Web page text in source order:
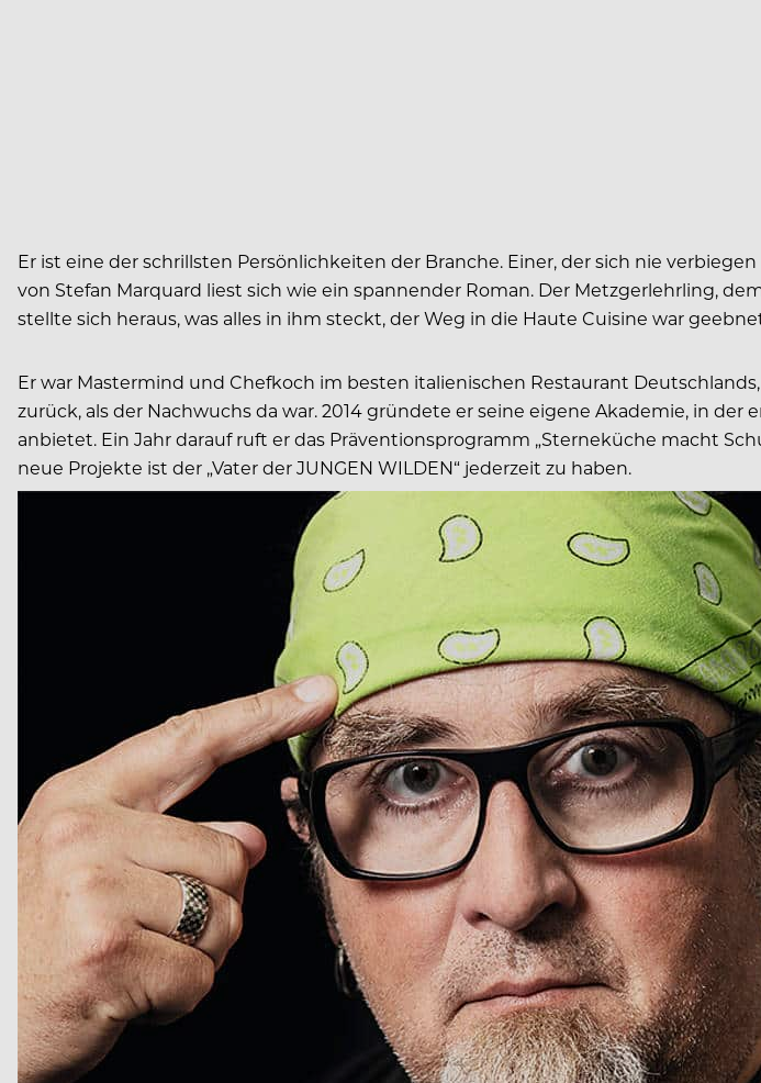
Er ist eine der schrillsten Persönlichkeiten der Branche. Einer, der sich nie
von Stefan Marquard liest sich wie ein spannender Roman. Der Metzgerlehrling,
stellte sich heraus, was alles in ihm steckt, der Weg in die Haute Cuisine war
Er war Mastermind und Chefkoch im besten italienischen Restaurant
zurück, als der Nachwuchs da war. 2014 gründete er seine eigene Akademie, in
anbietet. Ein Jahr darauf ruft er das Präventionsprogramm „Sterneküche macht
neue Projekte ist der „Vater der JUNGEN WILDEN“ jederzeit zu haben.